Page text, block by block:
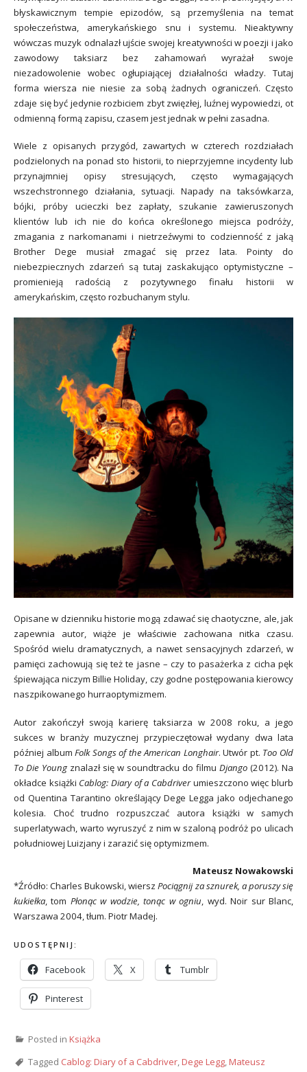
błyskawicznym tempie epizodów, są przemyślenia na temat
społeczeństwa, amerykańskiego snu i systemu. Nieaktywny
wówczas muzyk odnalazł ujście swojej kreatywności w poezji i jako
zawodowy taksiarz bez zahamowań wyrażał swoje
niezadowolenie wobec ogłupiającej działalności władzy. Tutaj
forma wiersza nie niesie za sobą żadnych ograniczeń. Często
zdaje się być jedynie rozbiciem zbyt zwięzłej, luźnej wypowiedzi, ot
odmienną formą zapisu, czasem jest jednak w pełni zasadna.
Wiele z opisanych przygód, zawartych w czterech rozdziałach
podzielonych na ponad sto historii, to nieprzyjemne incydenty lub
przynajmniej opisy stresujących, często wymagających
wszechstronnego działania, sytuacji. Napady na taksówkarza,
bójki, próby ucieczki bez zapłaty, szukanie zawieruszonych
klientów lub ich nie do końca określonego miejsca podróży,
zmagania z narkomanami i nietrzeźwymi to codzienność z jaką
Brother Dege musiał zmagać się przez lata. Pointy do
niebezpiecznych zdarzeń są tutaj zaskakująco optymistyczne –
promienieją radością z pozytywnego finału historii w
amerykańskim, często rozbuchanym stylu.
Opisane w dzienniku historie mogą zdawać się chaotyczne, ale, jak
zapewnia autor, wiąże je właściwie zachowana nitka czasu.
Spośród wielu dramatycznych, a nawet sensacyjnych zdarzeń, w
pamięci zachowują się też te jasne – czy to pasażerka z cicha pęk
śpiewająca niczym Billie Holiday, czy godne postępowania kierowcy
naszpikowanego hurraoptymizmem.
Autor zakończył swoją karierę taksiarza w 2008 roku, a jego
sukces w branży muzycznej przypieczętował wydany dwa lata
później albumFolk Songs of the American Longhair. Utwór pt. Too Old
To Die Young znalazł się w soundtracku do filmu Django (2012). Na
okładce książki Cablog: Diary of a Cabdriverumieszczono więc blurb
od Quentina Tarantino określający Dege Legga jako odjechanego
kolesia. Choć trudno rozpuszczać autora książki w samych
superlatywach, warto wyruszyć z nim w szaloną podróż po ulicach
południowej Luizjany i zarazić się optymizmem.
Mateusz Nowakowski
*Źródło: Charles Bukowski, wierszPociągnij za sznurek, a poruszy się
kukiełka, tom Płonąc w wodzie, tonąc w ogniu, wyd. Noir sur Blanc,
Warszawa 2004, tłum. Piotr Madej.
UDOSTĘPNIJ:
Facebook X Tumblr
Pinterest
Posted in Książka
Tagged Cablog: Diary of a Cabdriver,Dege Legg,Mateusz